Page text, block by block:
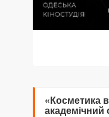
«Косметика